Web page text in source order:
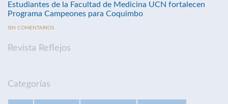
Estudiantes de la Facultad de Medicina UCN fortalecen
Programa Campeones para Coquimbo
SIN COMENTARIOS
Revista Reflejos
Categorías